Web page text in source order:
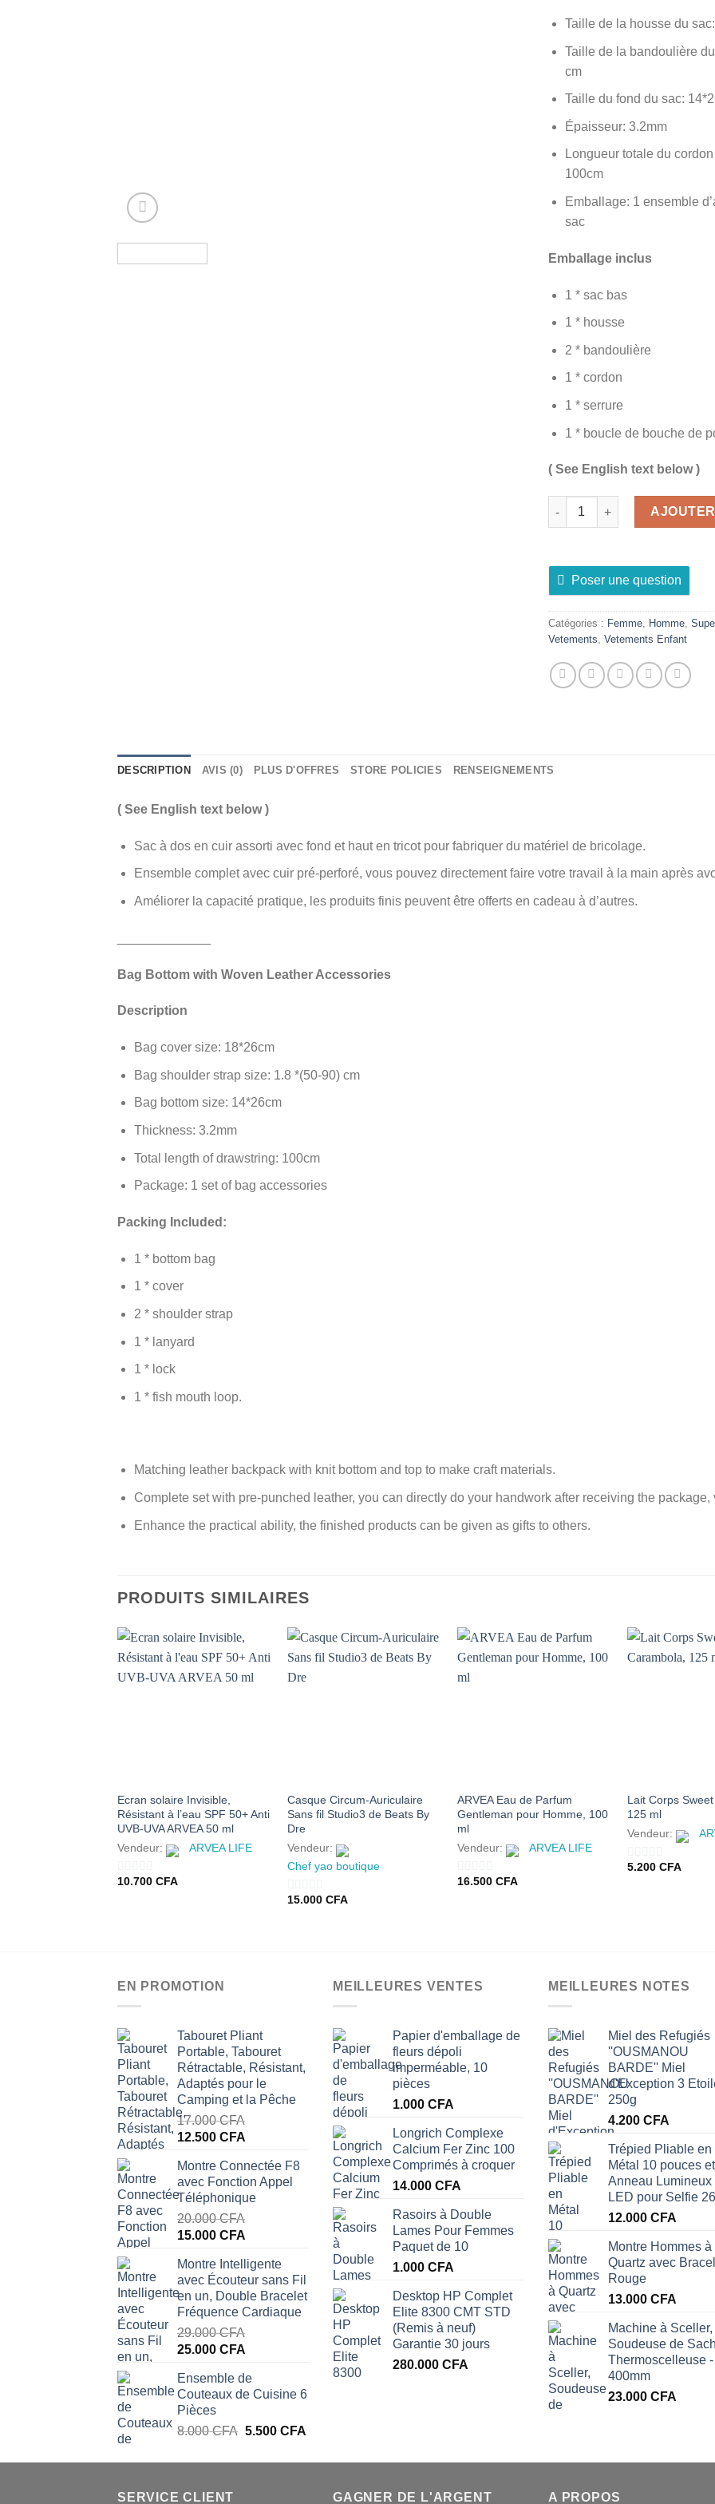
Taille de la housse du
Taille de la bandoulière
cm
Taille du fond du sac:
Épaisseur: 3.2mm
Longueur totale du
100cm
Emballage: 1 ensemble
sac
Emballage inclus
1 * sac bas
1 * housse
2 * bandoulière
1 * cordon
1 * serrure
1 * boucle de bouche de
( See English text below )
quantité de Fond de Sac avec
Poser une question
Catégories : Femme, Homme,
Vetements, Vetements Enfant
DESCRIPTION AVIS (0) PLUS D'OFFRES STORE POLICIES RENSEIGNEMENTS
( See English text below )
Sac à dos en cuir assorti avec fond et haut en tricot pour fabriquer du matériel de bricolage.
Ensemble complet avec cuir pré-perforé, vous pouvez directement faire votre travail à la main après
Améliorer la capacité pratique, les produits finis peuvent être offerts en cadeau à d’autres.
Bag Bottom with Woven Leather Accessories
Description
Bag cover size: 18*26cm
Bag shoulder strap size: 1.8 *(50-90) cm
Bag bottom size: 14*26cm
Thickness: 3.2mm
Total length of drawstring: 100cm
Package: 1 set of bag accessories
Packing Included:
1 * bottom bag
1 * cover
2 * shoulder strap
1 * lanyard
1 * lock
1 * fish mouth loop.
Matching leather backpack with knit bottom and top to make craft materials.
Complete set with pre-punched leather, you can directly do your handwork after receiving the
Enhance the practical ability, the finished products can be given as gifts to others.
PRODUITS SIMILAIRES
Ecran solaire Invisible,
Résistant à l’eau SPF 50+ Anti
UVB-UVA ARVEA 50 ml
Vendeur:
ARVEA LIFE
0
10.700 CFA
Casque Circum-Auriculaire
Sans fil Studio3 de Beats By
Dre
Vendeur:
Chef yao boutique
0
15.000 CFA
ARVEA Eau de Parfum
Gentleman pour Homme, 100
ml
Vendeur:
ARVEA LIFE
0
16.500 CFA
Lait Corps
125 ml
Vendeur:
0
5.200 CFA
EN PROMOTION
Tabouret Pliant
Portable, Tabouret
Rétractable, Résistant,
Adaptés pour le
Camping et la Pêche
17.000CFA
Le
initial
était :
17.000 CFA.
12.500 CFA
actuel
est :
12.500 CFA.
Montre Connectée F8
avec Fonction Appel
Téléphonique
20.000CFA
Le
initial
était :
20.000 CFA.
15.000 CFA
actuel
est :
15.000 CFA.
Montre Intelligente
avec Écouteur sans Fil
en un, Double Bracelet
Fréquence Cardiaque
29.000CFA
Le
initial
était :
29.000 CFA.
25.000 CFA
actuel
est :
Ensemble de
Couteaux de Cuisine 6
Pièces
8.000CFA Le
initial
5.500 CFALe
actuel
5.500 CFA.
MEILLEURES VENTES
Papier d'emballage de
fleurs dépoli
imperméable, 10
pièces
1.000 CFA
Longrich Complexe
Calcium Fer Zinc 100
Comprimés à croquer
14.000 CFA
Rasoirs à Double
Lames Pour Femmes
Paquet de 10
1.000 CFA
Desktop HP Complet
Elite 8300 CMT STD
(Remis à neuf)
Garantie 30 jours
280.000 CFA
MEILLEURES NOTES
Miel des Refugiés
''OUSMANOU
BARDE'' Miel
d'Exception 3
250g
4.200 CFA
Trépied Pliable en
Métal 10 pouces et
Anneau Lumineux
LED pour Selfie
12.000 CFA
Montre Hommes à
Quartz avec
Rouge
13.000 CFA
Machine à Sceller,
Soudeuse de
Thermoscelleuse -
400mm
23.000 CFA
SERVICE CLIENT GAGNER DE L'ARGENT A PROPOS